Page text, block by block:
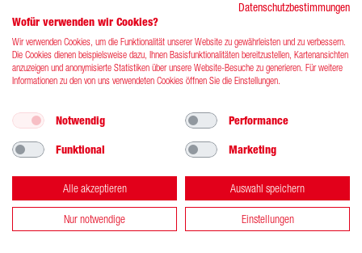
© 2026 DRK-​Blutspendedienst West gGmbH
Datenschutzbestimmungen
Wofür verwenden wir Cookies?
Wir verwenden Cookies, um die Funktionalität unserer Website zu gewährleisten und zu verbessern.
Die Cookies dienen beispielsweise dazu, Ihnen Basisfunktionalitäten bereitzustellen, Kartenansichten
anzuzeigen und anonymisierte Statistiken über unsere Website-Besuche zu generieren. Für weitere
Informationen zu den von uns verwendeten Cookies öffnen Sie die Einstellungen.
Notwendig Performance
Funktional Marketing
Alle akzeptieren Auswahl speichern
Nur notwendige Einstellungen